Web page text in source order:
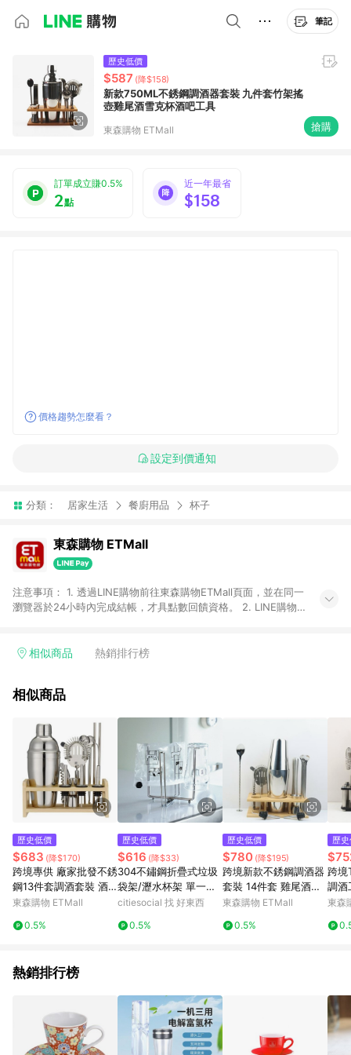
筆記
歷史低價
$587 (降$158)
新款750ML不銹鋼調酒器套裝 九件套竹架搖
壺雞尾酒雪克杯酒吧工具
東森購物 ETMall 搶購
訂單成立賺0.5%
2點
近一年最省
$158
價格趨勢怎麼看？
設定到價通知
分類： 居家生活 餐廚用品 杯子
東森購物 ETMall
注意事項： 1. 透過LINE購物前往東森購物ETMall頁面，並在同一
瀏覽器於24小時內完成結帳，才具點數回饋資格。 2. LINE購物
單，皆不在點數回饋範圍內。 3. 如購買以下類別商品，將無法獲
球嚴選、商城、專案商品、「草莓網」全館商品。 4. 如取消訂
回饋。 5. 點數回饋會扣除所有折扣優惠後之最終發票金額計算，
實際回饋請依LINE購物通知為主。 6. 訂單如有使用東森購物
ETMall站內之折扣優惠(包含但不限於東森幣、樂透金、東森現金
券等)，不具點數回饋資格。詳細請依東森購物ETMall之結帳頁面
顯示為準。 7. LINE購物設有「單一商品最高回饋點數」機制(特
殊活動時開放「回饋無上限」)，以同一訂單中同一商品不論件數
計算，並依訂單成立時間當下LINE購物所設定的回饋機制為準。
如顯示之商品規格、顏色、價位、贈品與東森購物ETMall銷售網
頁不符，以銷售網頁標示為準。 9. 若有贈點爭議，請務必於訂單
日期+180天以內至LINE購物客服洽詢；若超過180天(含)以上進
行申訴，恕無法贈點回饋。 10. 部分點數紅包僅限指定商品使
用，或不適用於無回饋商品。各點數紅包之適用商品與使用條件
請依點數紅包頁面規則為準。
相似商品 熱銷排行榜
相似商品
歷史低價
$683 (降$170)
跨境專供 廠家批發不銹
鋼13件套調酒套裝 酒
具套裝 雞尾酒禮盒
東森購物 ETMall
0.5%
歷史低價
$616 (降$33)
304不鏽鋼折疊式垃圾
袋架/瀝水杯架 單一規
格
citiesocial 找 好東西
0.5%
歷史低價
$780 (降$195)
跨境新款不銹鋼調酒器
套裝 14件套 雞尾酒搖
壺酒吧調酒工具
東森購物 ETMall
0.5%
歷
跨境
調酒
架
東森
熱銷排行榜